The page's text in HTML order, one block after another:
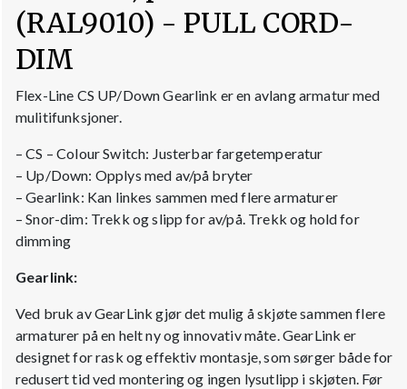
(RAL9010) - PULL CORD-
DIM
Flex-Line CS UP/Down Gearlink er en avlang armatur med
mulitifunksjoner.
– CS – Colour Switch: Justerbar fargetemperatur
– Up/Down: Opplys med av/på bryter
– Gearlink: Kan linkes sammen med flere armaturer
– Snor-dim: Trekk og slipp for av/på. Trekk og hold for
dimming
Gearlink:
Ved bruk av GearLink gjør det mulig å skjøte sammen flere
armaturer på en helt ny og innovativ måte. GearLink er
designet for rask og effektiv montasje, som sørger både for
redusert tid ved montering og ingen lysutlipp i skjøten. Før